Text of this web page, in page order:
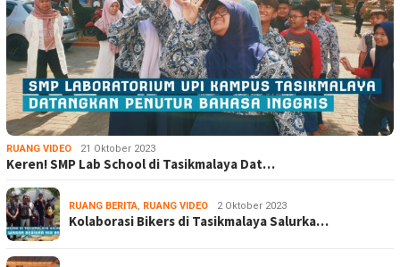
RUANG VIDEO 21 Oktober 2023
Keren! SMP Lab School di Tasikmalaya Dat…
RUANG BERITA, RUANG VIDEO 2 Oktober 2023
Kolaborasi Bikers di Tasikmalaya Salurka…